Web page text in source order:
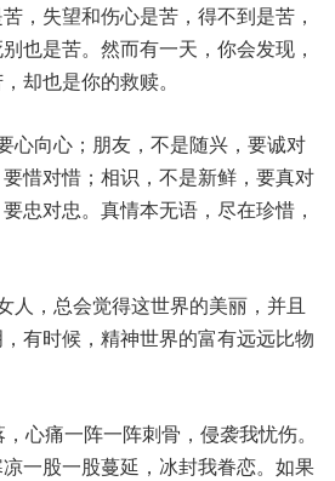
，失望和伤心是苦，得不到是苦，
也是苦。然而有一天，你会发现，
却也是你的救赎。
心向心；朋友，不是随兴，要诚对
惜对惜；相识，不是新鲜，要真对
忠对忠。真情本无语，尽在珍惜，
人，总会觉得这世界的美丽，并且
有时候，精神世界的富有远远比物
心痛一阵一阵刺骨，侵袭我忧伤。
一股一股蔓延，冰封我眷恋。如果